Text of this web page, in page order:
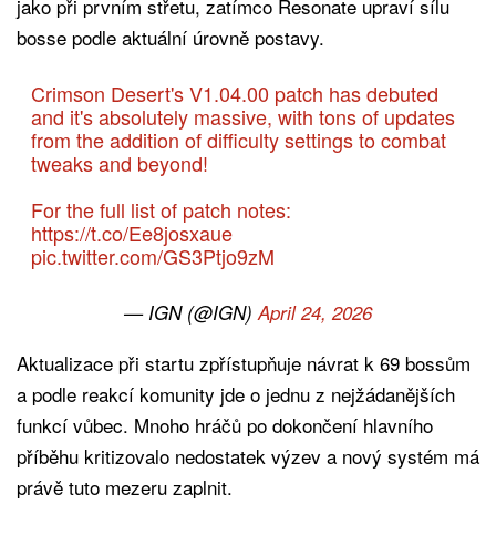
jako při prvním střetu, zatímco Resonate upraví sílu
bosse podle aktuální úrovně postavy.
Crimson Desert's V1.04.00 patch has debuted
and it's absolutely massive, with tons of updates
from the addition of difficulty settings to combat
tweaks and beyond!
For the full list of patch notes:
https://t.co/Ee8josxaue
pic.twitter.com/GS3Ptjo9zM
— IGN (@IGN) April 24, 2026
Aktualizace při startu zpřístupňuje návrat k 69 bossům
a podle reakcí komunity jde o jednu z nejžádanějších
funkcí vůbec. Mnoho hráčů po dokončení hlavního
příběhu kritizovalo nedostatek výzev a nový systém má
právě tuto mezeru zaplnit.